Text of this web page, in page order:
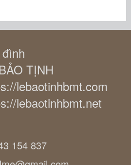
TỊNH
lebaotinhbmt.com
lebaotinhbmt.net
154 837